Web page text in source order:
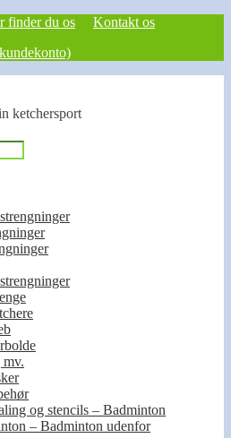
finder du os
Kontakt os
ketchersport
og stencils – Badminton
– Badminton udenfor